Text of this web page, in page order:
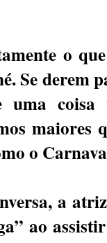
o
Se derem
uma
maiores
o
a
ao